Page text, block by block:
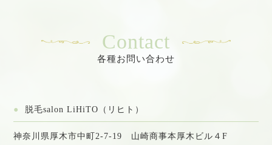
● 脱毛salon LiHiTO（リヒト）
神奈川県厚木市中町2-7-19 山崎商事本厚木ビル４F